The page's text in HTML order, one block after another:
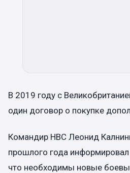
В 2019 году с
один договор о покупке
Командир НВС Леонид
прошлого года
что необходимы новые